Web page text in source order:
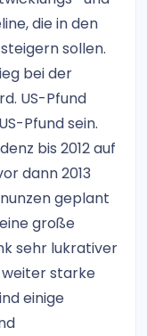
die in den
sollen.
bei der
US-Pfund
Pfund sein.
bis 2012 auf
dann 2013
geplant
große
sehr lukrativer
weiter starke
einige